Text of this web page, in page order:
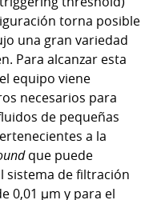
torna posible
una gran variedad
Para alcanzar esta
equipo viene
necesarios para
de pequeñas
a la
que puede
sistema de filtración
0,01 µm y para el